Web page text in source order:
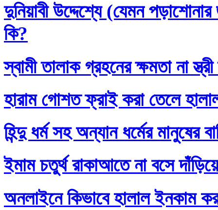
দুনিয়াবী উদ্দেশ্যে (যেমন
কি?
স্বামী তালাক গ্রহনের ক্ষমতা না
হারাম গোশত ফ্রাই করা তেলে
হিন্দু ধর্ম সহ অন্যান ধর্মের মানুষের
ইমাম চতুর্থ রাকাআতে না বসে
অনলাইনে কিভাবে হালাল ইনকাম